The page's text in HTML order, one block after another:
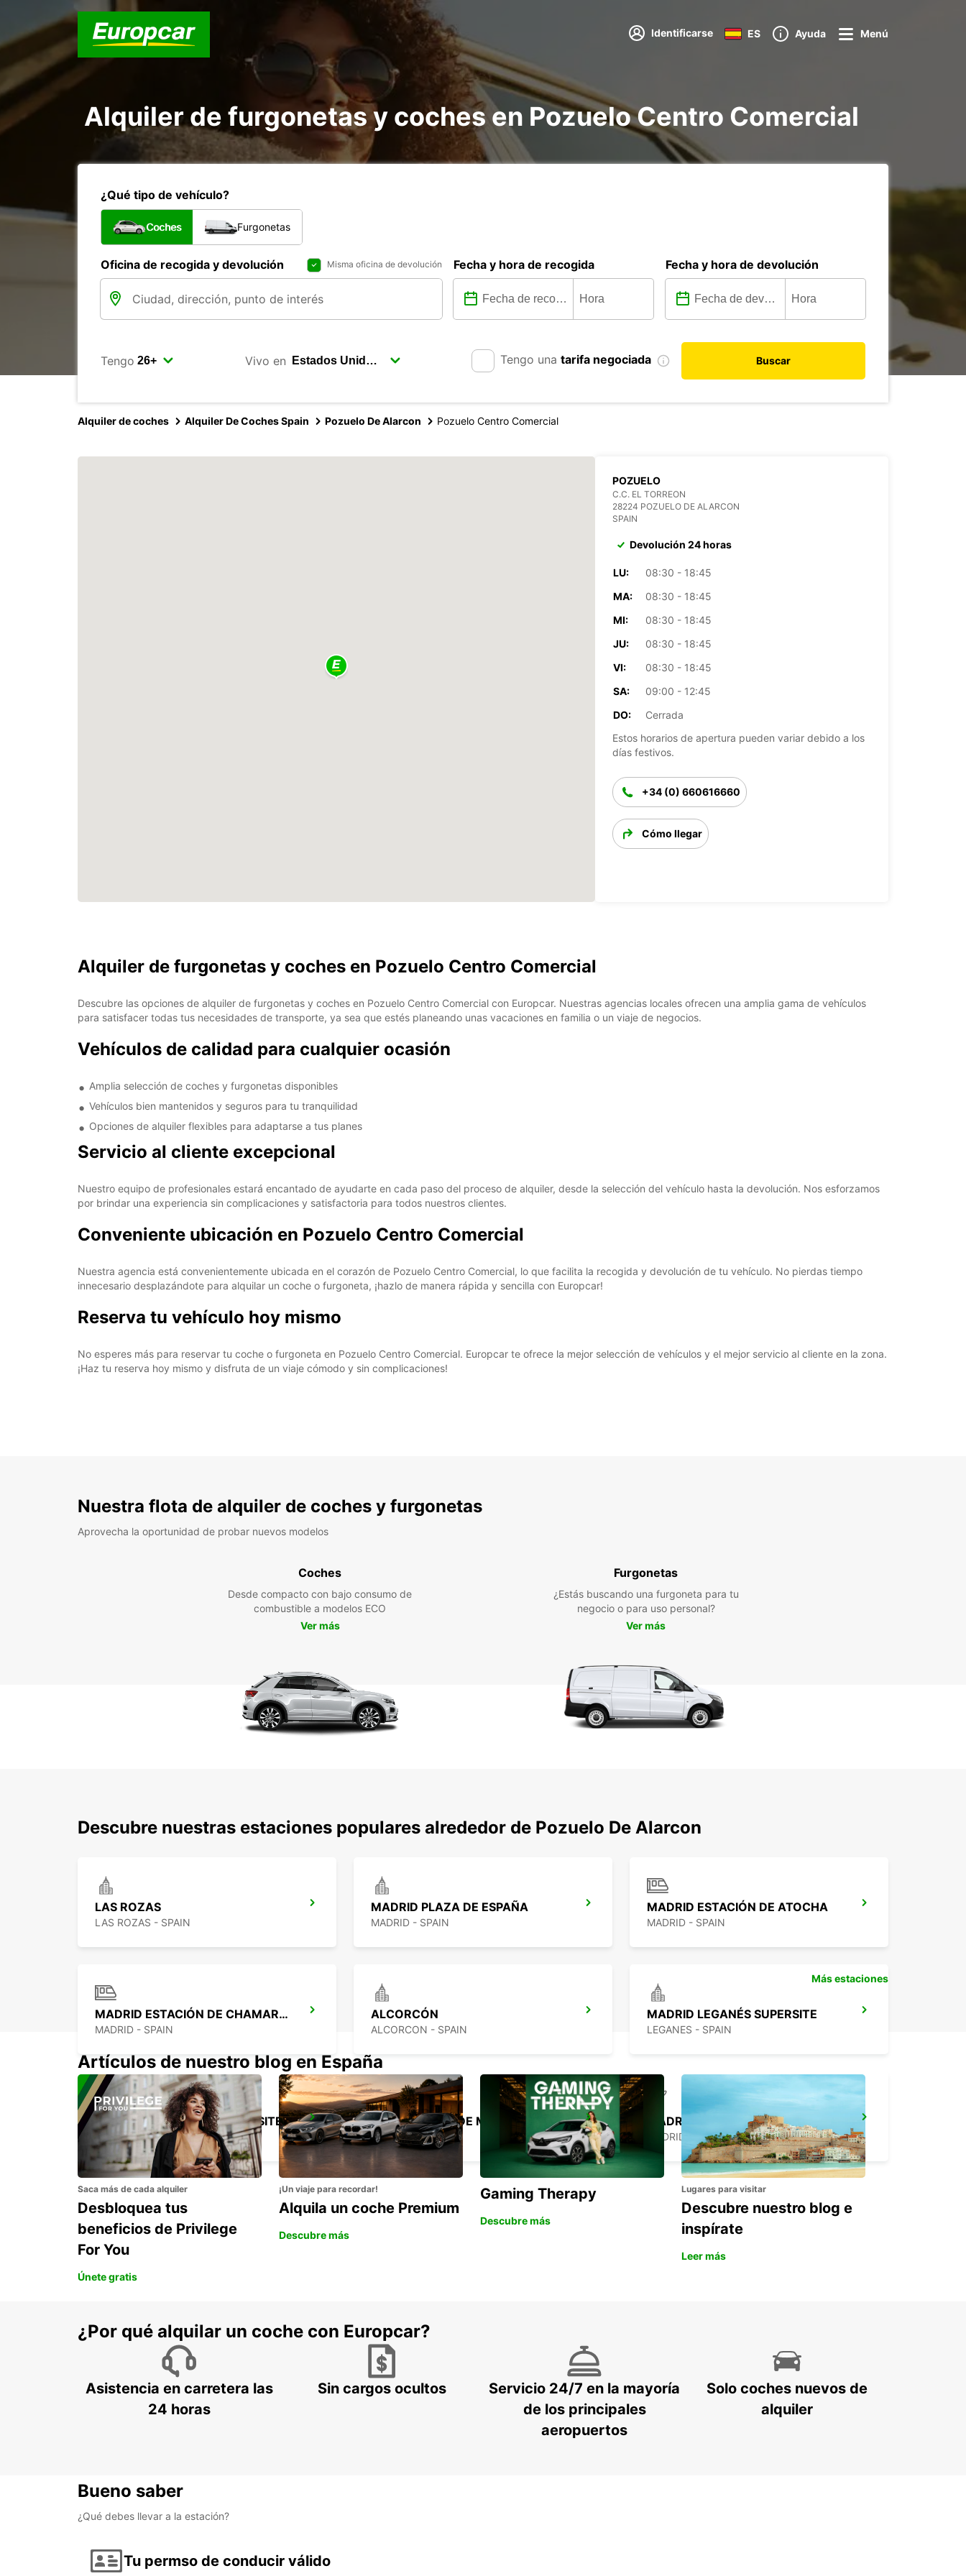
Identificarse ES Ayuda Menú
Alquiler de furgonetas y coches en Pozuelo Centro Comercial
¿Qué tipo de vehículo?
Coches Furgonetas
Oficina de recogida y devolución Misma oficina de devolución Fecha y hora de recogida Fecha y hora de devolución
Tengo Vivo en Tengo una tarifa negociada Buscar
Alquiler de coches Alquiler De Coches Spain Pozuelo De Alarcon Pozuelo Centro Comercial
POZUELO
C.C. EL TORREON
28224 POZUELO DE ALARCON
SPAIN
Devolución 24 horas
LU:
08:30 - 18:45
MA:
08:30 - 18:45
MI:
08:30 - 18:45
JU:
08:30 - 18:45
VI:
08:30 - 18:45
SA:
09:00 - 12:45
DO:
Cerrada
Estos horarios de apertura pueden variar debido a los
días festivos.
+34 (0) 660616660
Cómo llegar
Alquiler de furgonetas y coches en Pozuelo Centro Comercial
Descubre las opciones de alquiler de furgonetas y coches en Pozuelo Centro Comercial con Europcar. Nuestras agencias locales ofrecen una amplia gama de vehículos
para satisfacer todas tus necesidades de transporte, ya sea que estés planeando unas vacaciones en familia o un viaje de negocios.
Vehículos de calidad para cualquier ocasión
Amplia selección de coches y furgonetas disponibles
Vehículos bien mantenidos y seguros para tu tranquilidad
Opciones de alquiler flexibles para adaptarse a tus planes
Servicio al cliente excepcional
Nuestro equipo de profesionales estará encantado de ayudarte en cada paso del proceso de alquiler, desde la selección del vehículo hasta la devolución. Nos esforzamos
por brindar una experiencia sin complicaciones y satisfactoria para todos nuestros clientes.
Conveniente ubicación en Pozuelo Centro Comercial
Nuestra agencia está convenientemente ubicada en el corazón de Pozuelo Centro Comercial, lo que facilita la recogida y devolución de tu vehículo. No pierdas tiempo
innecesario desplazándote para alquilar un coche o furgoneta, ¡hazlo de manera rápida y sencilla con Europcar!
Reserva tu vehículo hoy mismo
No esperes más para reservar tu coche o furgoneta en Pozuelo Centro Comercial. Europcar te ofrece la mejor selección de vehículos y el mejor servicio al cliente en la zona.
¡Haz tu reserva hoy mismo y disfruta de un viaje cómodo y sin complicaciones!
Nuestra flota de alquiler de coches y furgonetas
Aprovecha la oportunidad de probar nuevos modelos
Coches
Desde compacto con bajo consumo de
combustible a modelos ECO
Ver más
Furgonetas
¿Estás buscando una furgoneta para tu
negocio o para uso personal?
Ver más
Descubre nuestras estaciones populares alrededor de Pozuelo De Alarcon
LAS ROZAS
LAS ROZAS - SPAIN
MADRID PLAZA DE ESPAÑA
MADRID - SPAIN
MADRID ESTACIÓN DE ATOCHA
MADRID - SPAIN
MADRID ESTACIÓN DE CHAMARTÍN
MADRID - SPAIN
ALCORCÓN
ALCORCON - SPAIN
MADRID LEGANÉS SUPERSITE
LEGANES - SPAIN
MADRID LAS TABLAS SUPERSITE
MADRID - SPAIN
MADRID FERIA DE MADRID
MADRID - SPAIN MADRID - SPAIN
Más estaciones
Artículos de nuestro blog en España
Saca más de cada alquiler
Desbloquea tus
beneficios de Privilege
For You
Únete gratis
¡Un viaje para recordar!
Alquila un coche Premium
Descubre más
Gaming Therapy
Descubre más
Lugares para visitar
Descubre nuestro blog e
inspírate
Leer más
¿Por qué alquilar un coche con Europcar?
Asistencia en carretera las
24 horas
Sin cargos ocultos
Servicio 24/7 en la mayoría
de los principales
aeropuertos
Solo coches nuevos de
alquiler
Bueno saber
¿Qué debes llevar a la estación?
Tu permso de conducir válido